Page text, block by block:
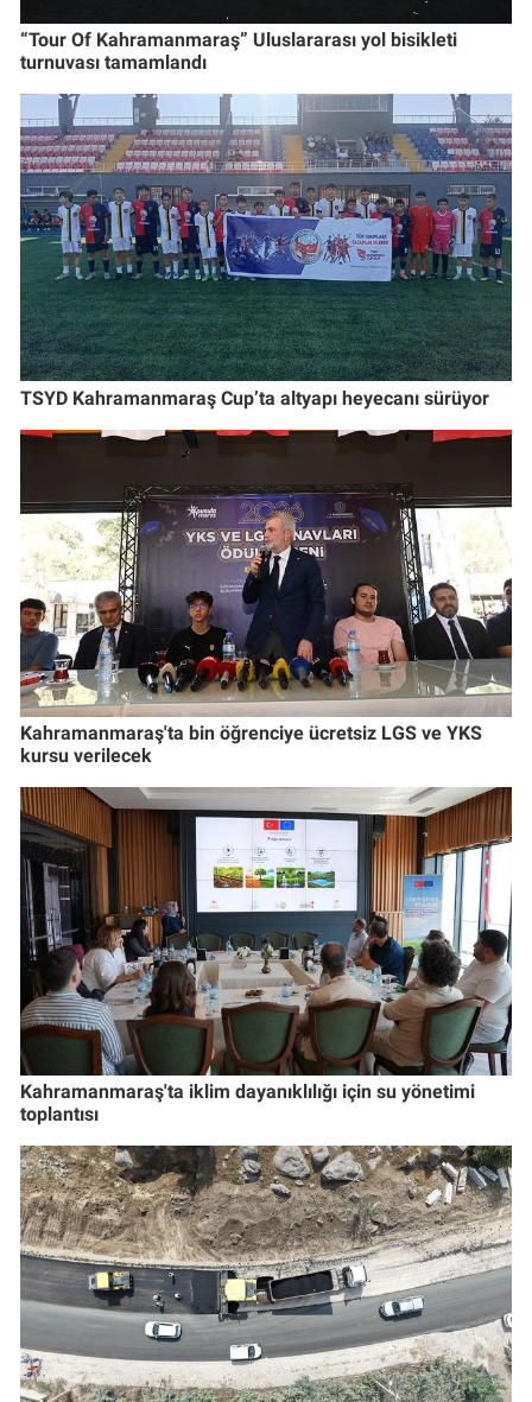
“Tour Of Kahramanmaraş” Uluslararası yol bisikleti
turnuvası tamamlandı
TSYD Kahramanmaraş Cup’ta altyapı heyecanı sürüyor
Kahramanmaraş'ta bin öğrenciye ücretsiz LGS ve YKS
kursu verilecek
Kahramanmaraş'ta iklim dayanıklılığı için su yönetimi
toplantısı